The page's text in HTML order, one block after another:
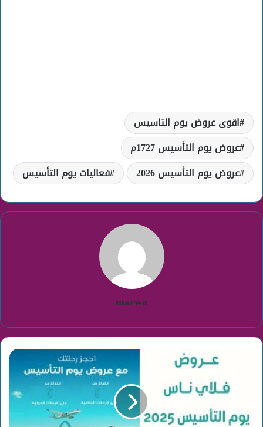
اقوى عروض يوم التاسيس
عروض يوم التأسيس 1727م
عروض يوم التأسيس 2026
فعاليات يوم التأسيس
marwa
2025